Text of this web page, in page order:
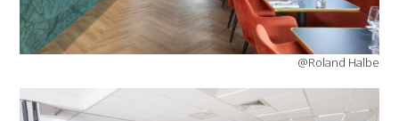
@Roland Halbe